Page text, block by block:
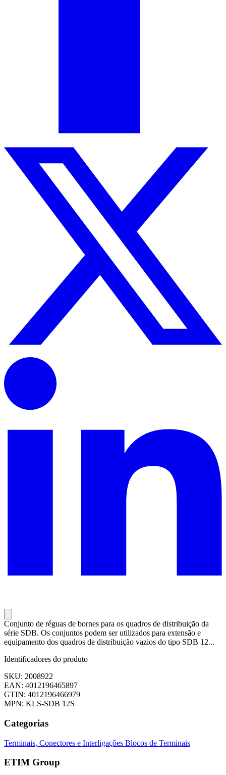
Conjunto de réguas de bornes para os quadros de distribuição da
série SDB. Os conjuntos podem ser utilizados para extensão e
equipamento dos quadros de distribuição vazios do tipo SDB 12...
Identificadores do produto
SKU: 2008922
EAN: 4012196465897
GTIN: 4012196466979
MPN: KLS-SDB 12S
Categorias
Terminais, Conectores e Interligações Blocos de Terminais
ETIM Group